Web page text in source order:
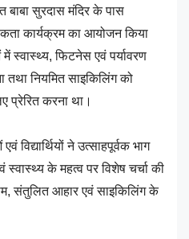
सुरदास मंदिर के पास
कार्यक्रम का आयोजन किया
स्वास्थ्य, फिटनेस एवं पर्यावरण
तथा नियमित साइकिलिंग को
प्रेरित करना था।
ने उत्साहपूर्वक भाग
के महत्व पर विशेष चर्चा की
संतुलित आहार एवं साइकिलिंग के